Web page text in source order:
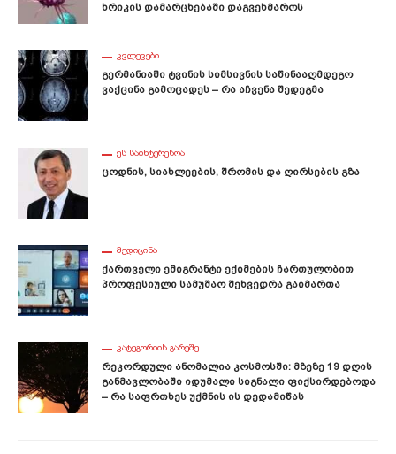
Ხრიკის Დამარცხებაში Დაგვეხმაროს
ᲙᲕᲚᲔᲕᲔᲑᲘ
Გერმანიაში Ტვინის Სიმსივნის Საწინააღმდეგო
Ვაქცინა Გამოცადეს – Რა Აჩვენა Შედეგმა
ᲔᲡ ᲡᲐᲘᲜᲢᲔᲠᲔᲡᲝᲐ
Ცოდნის, Სიახლეების, Შრომის Და Ღირსების Გზა
ᲛᲔᲓᲘᲪᲘᲜᲐ
Ქართველი Ემიგრანტი Ექიმების Ჩართულობით
Პროფესიული Სამუშაო Შეხვედრა Გაიმართა
ᲙᲐᲢᲔᲒᲝᲠᲘᲘᲡ ᲒᲐᲠᲔᲨᲔ
Რეკორდული Ანომალია Კოსმოსში: Მზეზე 19 Დღის
Განმავლობაში Იდუმალი Სიგნალი Ფიქსირდებოდა
– Რა Საფრთხეს Უქმნის Ის Დედამიწას